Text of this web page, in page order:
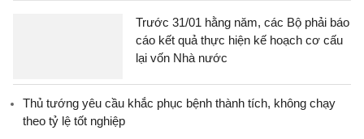
Trước 31/01 hằng năm, các Bộ phải báo
cáo kết quả thực hiện kế hoạch cơ cấu
lại vốn Nhà nước
Thủ tướng yêu cầu khắc phục bệnh thành tích, không chạy
theo tỷ lệ tốt nghiệp